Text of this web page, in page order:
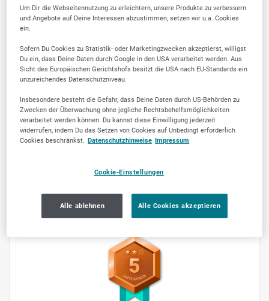
Dienstag
geschlossen
geschlossen
Donnerstag
geschlossen
Freitag
geschlossen
Samstag
Sonntag
geschlossen
Zusätzliche Infos zu den Öffnungszeiten
SELLWERK Trusted
5
Um Dir die Webseitennutzung zu erleichtern, unsere Produkte zu verbessern
und Angebote auf Deine Interessen abzustimmen, setzen wir u.a. Cookies
ein.
Sofern Du Cookies zu Statistik- oder Marketingzwecken akzeptierst, willigst
Du ein, dass Deine Daten durch Google in den USA verarbeitet werden. Aus
Sicht des Europäischen Gerichtshofs besitzt die USA nach EU-Standards ein
unzureichendes Datenschutzniveau.
Insbesondere besteht die Gefahr, dass Deine Daten durch US-Behörden zu
Zwecken der Überwachung ohne jegliche Rechtsbehelfsmöglichkeiten
verarbeitet werden können. Du kannst diese Einwilligung jederzeit
widerrufen, indem Du das Setzen von Cookies auf Unbedingt erforderlich
Cookies beschränkst. Datenschutzhinweise Impressum
Cookie-Einstellungen
Alle ablehnen Alle Cookies akzeptieren